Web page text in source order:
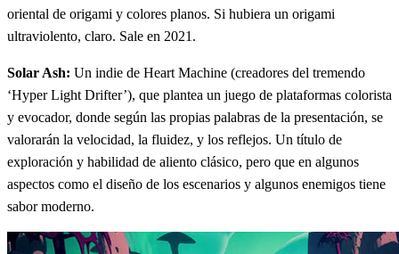
oriental de origami y colores planos. Si hubiera un origami
ultraviolento, claro. Sale en 2021.
Solar Ash: Un indie de Heart Machine (creadores del tremendo
‘Hyper Light Drifter’), que plantea un juego de plataformas colorista
y evocador, donde según las propias palabras de la presentación, se
valorarán la velocidad, la fluidez, y los reflejos. Un título de
exploración y habilidad de aliento clásico, pero que en algunos
aspectos como el diseño de los escenarios y algunos enemigos tiene
sabor moderno.